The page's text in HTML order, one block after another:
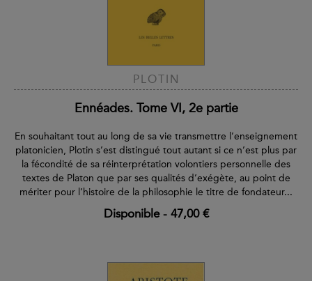
PLOTIN
Ennéades. Tome VI, 2e partie
En souhaitant tout au long de sa vie transmettre l’enseignement
platonicien, Plotin s’est distingué tout autant si ce n’est plus par
la fécondité de sa réinterprétation volontiers personnelle des
textes de Platon que par ses qualités d’exégète, au point de
mériter pour l’histoire de la philosophie le titre de fondateur...
Disponible- 47,00 €